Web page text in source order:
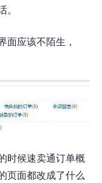
面应该不陌生，
时候速卖通订单概
页面都改成了什么